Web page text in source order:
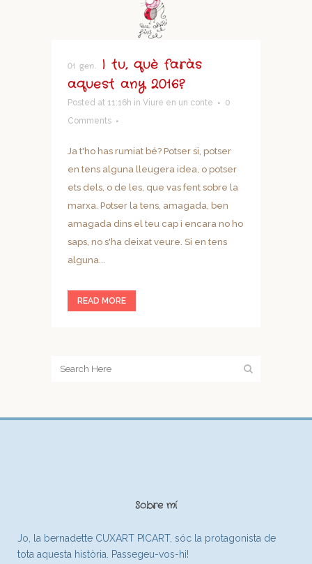
01 gen.
I tu, què faràs
aquest any 2016?
Posted at 11:16h in Viure en un conte
0
Comments
Ja t'ho has rumiat bé? Potser si, potser
en tens alguna lleugera idea, o potser
ets dels, o de les, que vas fent sobre la
marxa. Potser la tens, amagada, ben
amagada dins el teu cap i encara no ho
saps, no s'ha deixat veure. Si en tens
alguna...
READ MORE
Sobre mí
Jo, la bernadette CUXART PICART, sóc la protagonista de
tota aquesta història. Passegeu-vos-hi!